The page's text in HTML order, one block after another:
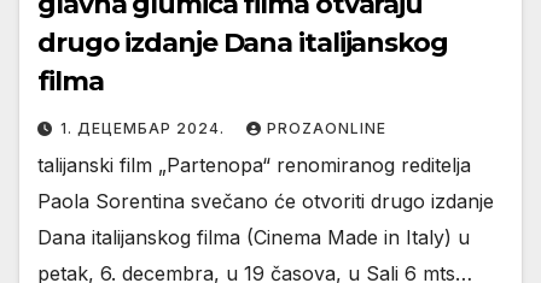
drugo izdanje Dana italijanskog
filma
1. ДЕЦЕМБАР 2024. PROZAONLINE
talijanski film „Partenopa“ renomiranog reditelja
Paola Sorentina svečano će otvoriti drugo izdanje
Dana italijanskog filma (Cinema Made in Italy) u
petak, 6. decembra, u 19 časova, u Sali 6 mts…